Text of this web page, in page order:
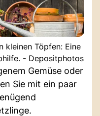
kleinen Töpfen: Eine
- Depositphotos
Gemüse oder
Sie mit ein paar